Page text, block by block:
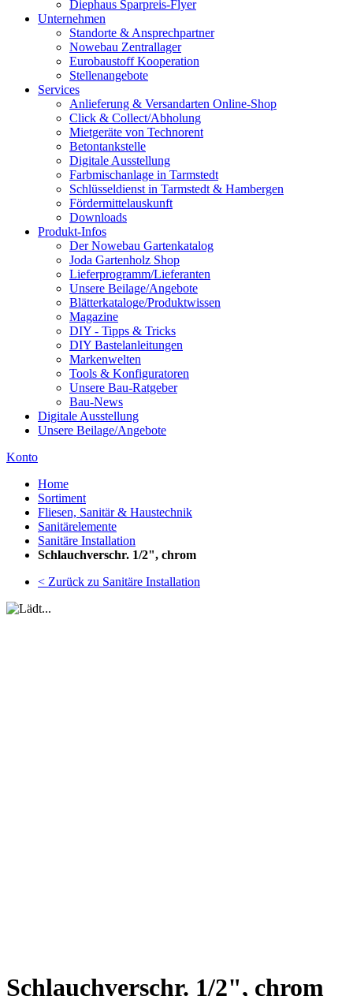
Diephaus Sparpreis-Flyer
Unternehmen
Standorte & Ansprechpartner
Nowebau Zentrallager
Eurobaustoff Kooperation
Stellenangebote
Services
Anlieferung & Versandarten Online-Shop
Click & Collect/Abholung
Mietgeräte von Technorent
Betontankstelle
Digitale Ausstellung
Farbmischanlage in Tarmstedt
Schlüsseldienst in Tarmstedt & Hambergen
Fördermittelauskunft
Downloads
Produkt-Infos
Der Nowebau Gartenkatalog
Joda Gartenholz Shop
Lieferprogramm/Lieferanten
Unsere Beilage/Angebote
Blätterkataloge/Produktwissen
Magazine
DIY - Tipps & Tricks
DIY Bastelanleitungen
Markenwelten
Tools & Konfiguratoren
Unsere Bau-Ratgeber
Bau-News
Digitale Ausstellung
Unsere Beilage/Angebote
Konto
Home
Sortiment
Fliesen, Sanitär & Haustechnik
Sanitärelemente
Sanitäre Installation
Schlauchverschr. 1/2", chrom
< Zurück zu Sanitäre Installation
Schlauchverschr. 1/2", chrom